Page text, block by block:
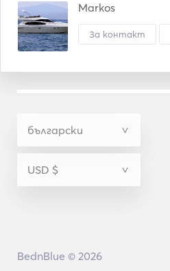
Markos
За контакт
BednBlue © 2026